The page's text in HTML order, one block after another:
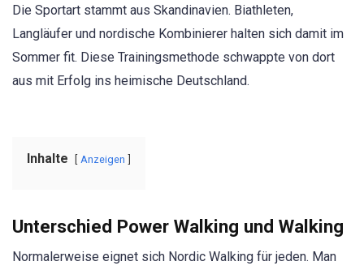
Die Sportart stammt aus Skandinavien. Biathleten,
Langläufer und nordische Kombinierer halten sich damit im
Sommer fit. Diese Trainingsmethode schwappte von dort
aus mit Erfolg ins heimische Deutschland.
Inhalte Anzeigen
Unterschied Power Walking und Walking
Normalerweise eignet sich Nordic Walking für jeden. Man